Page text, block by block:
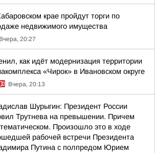
крае пройдут торги по
недвижимого имущества
Вчера, 20:27
как идёт модернизация территории
«Чирок» в Ивановском округе
Вчера, 20:13
Шурыгин: Президент России
Трутнева на превышении. Причем
Произошло это в ходе
рабочей встречи Президента
Путина с полпредом Юрием